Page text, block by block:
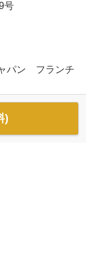
号
パン フランチ
)